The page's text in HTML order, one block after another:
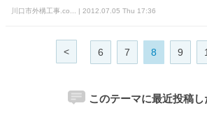
川口市外構工事.co... | 2012.07.05 Thu 17:36
< 6 7 8 9
このテーマに最近投稿し